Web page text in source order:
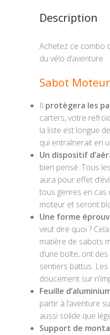
Description
Achetez ce combo
du vélo d’aventure.
Sabot Moteur
Il protègera les
carters, votre
la liste est longue
qui entraînerait en
Un dispositif
bien pensé. Tous
aura pour effet
tous genres en
moteur et seront
Une forme
veut dire quoi ?
matière de sabots
d’une boîte, ont
sentiers battus.
doucement sur
Feuille
partir à l’aventure
aussi solide que
Support de